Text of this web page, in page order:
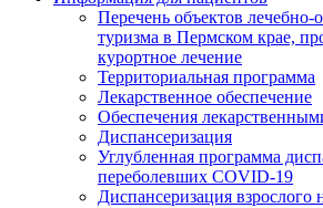
Перечень объектов лечебно-
туризма в Пермском крае,
курортное лечение
Территориальная программа
Лекарственное обеспечение
Обеспечения
Диспансеризация
Углубленная программа
переболевших COVID-19
Диспансеризация взрослого